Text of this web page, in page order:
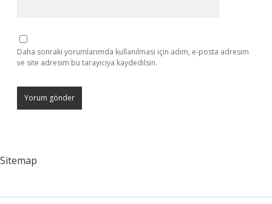
Daha sonraki yorumlarımda kullanılması için adım, e-posta adresim
ve site adresim bu tarayıcıya kaydedilsin.
Sitemap